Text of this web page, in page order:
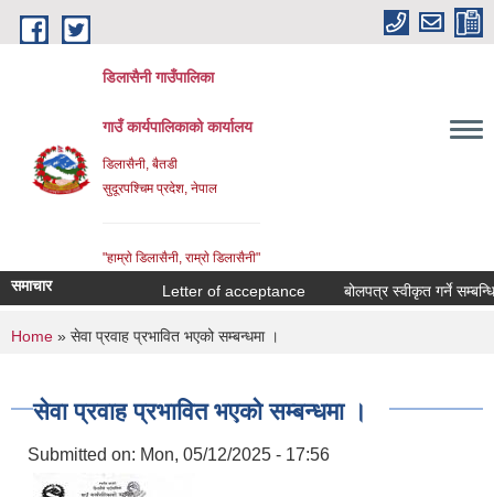
Skip to main content
डिलासैनी गाउँपालिका
गाउँ कार्यपालिकाको कार्यालय
डिलासैनी, बैतडी
सुदूरपश्चिम प्रदेश, नेपाल
"हाम्राे डिलासैनी, राम्राे डिलासैनी"
समाचार Letter of acceptance बोलपत्र स्वीकृत गर्ने सम्बन्धि
You are here
Home » सेवा प्रवाह प्रभावित भएको सम्बन्धमा ।
सेवा प्रवाह प्रभावित भएको सम्बन्धमा ।
Submitted on: Mon, 05/12/2025 - 17:56